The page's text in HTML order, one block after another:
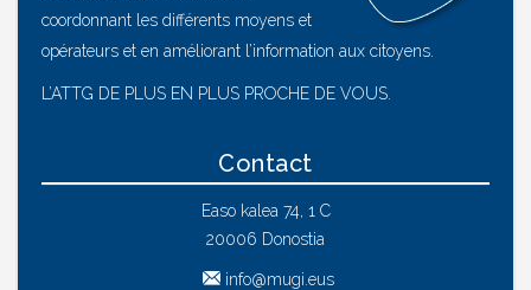
coordonnant les différents moyens et
opérateurs et en améliorant l’information aux citoyens.
L’ATTG DE PLUS EN PLUS PROCHE DE VOUS.
Contact
Easo kalea 74, 1 C
20006 Donostia
info@mugi.eus